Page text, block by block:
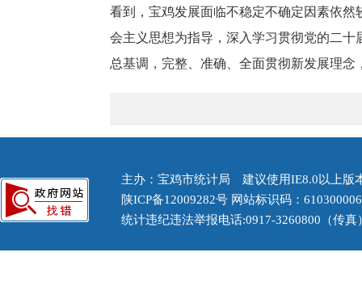
看到，宝鸡发展面临不稳定不确定因素依
会主义思想为指导，深入学习贯彻党的二
总基调，完整、准确、全面贯彻新发展理
主办：宝鸡市统计局 建议使用IE8.0以上版
陕ICP备12009282号 网站标识码：
统计违纪违法举报电话:0917-3260800（传